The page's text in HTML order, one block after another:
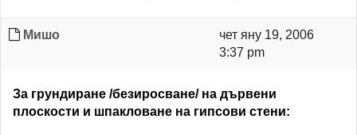
Мишо
чет яну 19, 2006
3:37 pm
За грундиране /безиросване/ на дървени
плоскости и шпакловане на гипсови стени: